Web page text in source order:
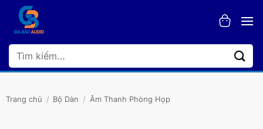
dung
Tìm
kiếm:
Trang chủ / Bộ Dàn / Âm Thanh Phòng Họp